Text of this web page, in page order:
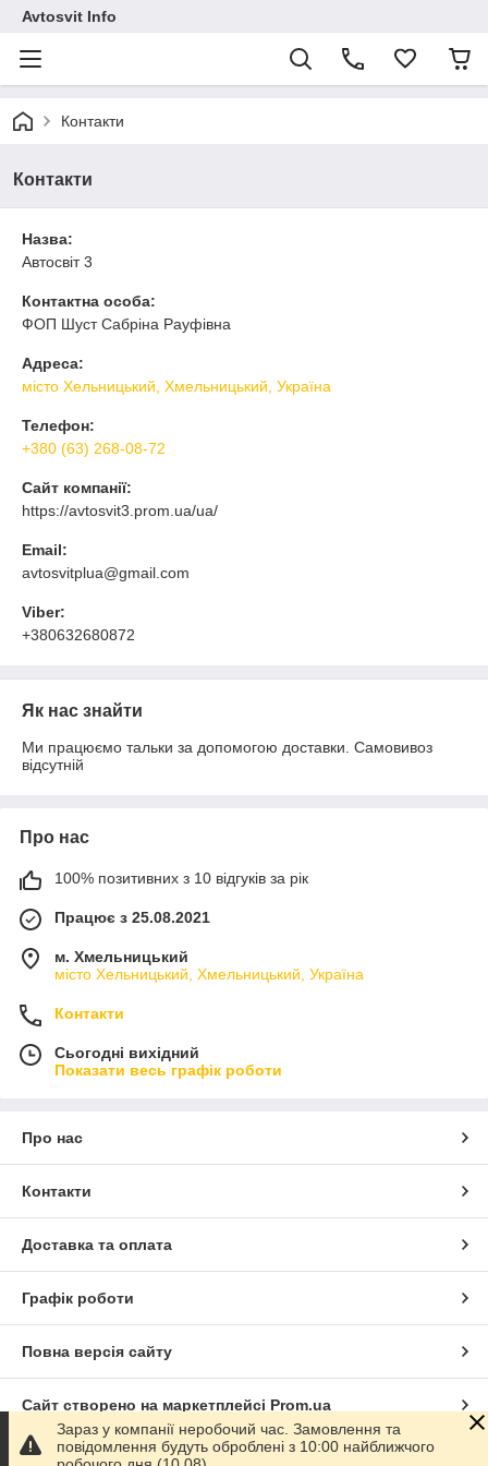
Avtosvit Info
Контакти
Контакти
Назва:
Автосвіт 3
Контактна особа:
ФОП Шуст Сабріна Рауфівна
Адреса:
місто Хельницький, Хмельницький, Україна
Телефон:
+380 (63) 268-08-72
Сайт компанії:
https://avtosvit3.prom.ua/ua/
Email:
avtosvitplua@gmail.com
Viber:
+380632680872
Як нас знайти
Ми працюємо тальки за допомогою доставки. Самовивоз
відсутній
Про нас
100% позитивних з 10 відгуків за рік
Працює з 25.08.2021
м. Хмельницький
місто Хельницький, Хмельницький, Україна
Контакти
Сьогодні вихідний
Показати весь графік роботи
Про нас
Контакти
Доставка та оплата
Графік роботи
Повна версія сайту
Сайт створено на маркетплейсі Prom.ua
Політика конфіденційності
Зараз у компанії неробочий час. Замовлення та
повідомлення будуть оброблені з 10:00 найближчого